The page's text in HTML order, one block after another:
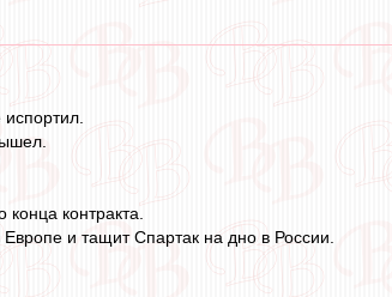
контракта.
и тащит Спартак на дно в России.